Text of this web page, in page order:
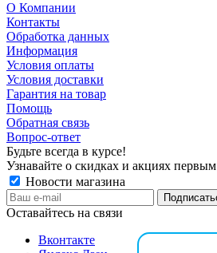
О Компании
Контакты
Обработка данных
Информация
Условия оплаты
Условия доставки
Гарантия на товар
Помощь
Обратная связь
Вопрос-ответ
Будьте всегда в курсе!
Узнавайте о скидках и акциях первым
Новости магазина
Оставайтесь на связи
Вконтакте